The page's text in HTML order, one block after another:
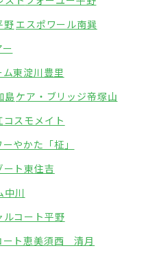
野エスポワール南巽
ム東淀川豊里
島ケア・ブリッジ帝塚山
コスモメイト
やかた「柾」
ート東住吉
中川
ルコート平野
ート恵美須西 清月